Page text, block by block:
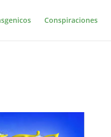
Conspiraciones